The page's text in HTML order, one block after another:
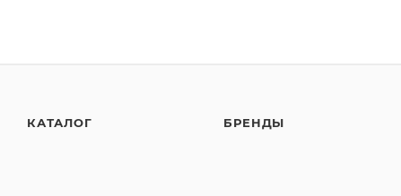
КАТАЛОГ БРЕНДЫ